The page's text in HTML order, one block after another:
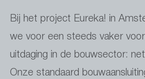
Bij het project Eureka! in
we voor een steeds vaker
uitdaging in de bouwsector:
Onze standaard